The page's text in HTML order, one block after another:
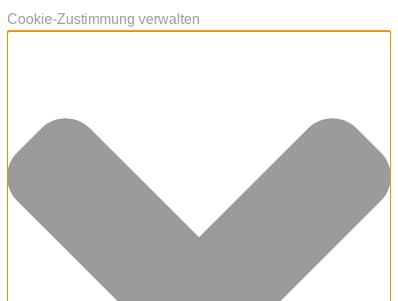
Cookie-Zustimmung verwalten